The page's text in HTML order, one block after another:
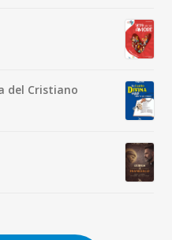
del Cristiano